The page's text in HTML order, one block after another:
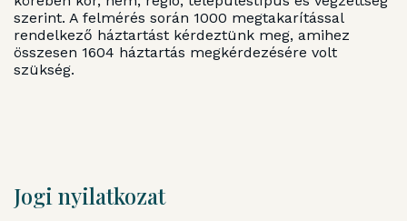
szerint. A felmérés során 1000 megtakarítással
rendelkező háztartást kérdeztünk meg, amihez
összesen 1604 háztartás megkérdezésére volt
szükség.
Jogi nyilatkozat